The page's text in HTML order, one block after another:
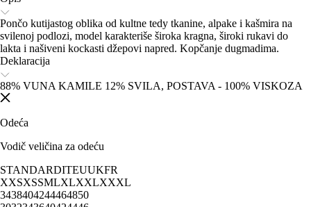
Pončo kutijastog oblika od kultne tedy tkanine, alpake i kašmira na
svilenoj podlozi, model karakteriše široka kragna, široki rukavi do
lakta i našiveni kockasti džepovi napred. Kopčanje dugmadima.
Deklaracija
88% VUNA KAMILE 12% SVILA, POSTAVA - 100% VISKOZA
Odeća
Vodič veličina za odeću
STANDARDITEUUKFR
XXSXSSMLXLXXLXXXL
3438404244464850